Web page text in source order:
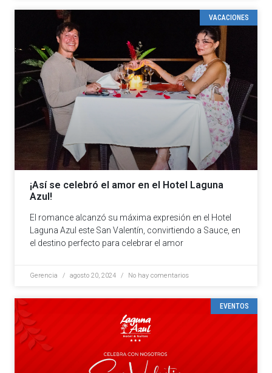
VACACIONES
¡Así se celebró el amor en el Hotel Laguna
Azul!
El romance alcanzó su máxima expresión en el Hotel
Laguna Azul este San Valentín, convirtiendo a Sauce, en
el destino perfecto para celebrar el amor
Gerencia agosto 20, 2024 No hay comentarios
EVENTOS